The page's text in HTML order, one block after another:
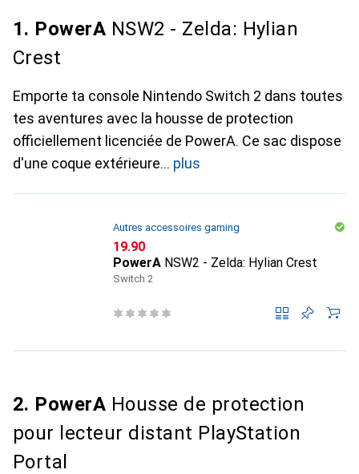
1. PowerA NSW2 - Zelda: Hylian
Crest
Emporte ta console Nintendo Switch 2 dans toutes
tes aventures avec la housse de protection
officiellement licenciée de PowerA. Ce sac dispose
d'une coque extérieure
plus
Autres accessoires gaming
CHF
19.90
PowerA NSW2 - Zelda: Hylian Crest
Switch 2
2. PowerA Housse de protection
pour lecteur distant PlayStation
Portal